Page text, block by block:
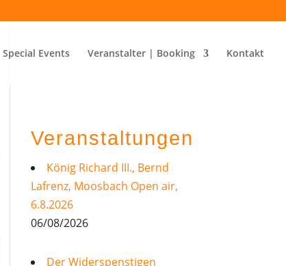
Special Events Veranstalter | Booking Kontakt
Veranstaltungen
König Richard III., Bernd
Lafrenz, Moosbach Open air,
6.8.2026
06/08/2026
Der Widerspenstigen